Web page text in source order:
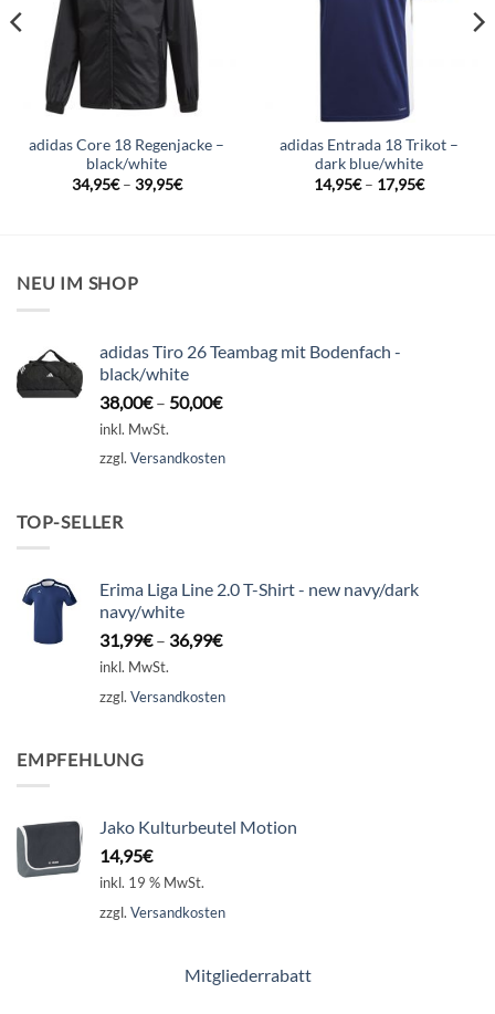
adidas Core 18 Regenjacke –
black/white
34,95€– 39,95€
adidas Entrada 18 Trikot –
dark blue/white
14,95€– 17,95€
NEU IM SHOP
adidas Tiro 26 Teambag mit Bodenfach -
black/white
38,00€– 50,00€
inkl. MwSt.
zzgl. Versandkosten
TOP-SELLER
Erima Liga Line 2.0 T-Shirt - new navy/dark
navy/white
31,99€– 36,99€
inkl. MwSt.
zzgl. Versandkosten
EMPFEHLUNG
Jako Kulturbeutel Motion
14,95€
inkl. 19 % MwSt.
zzgl. Versandkosten
Mitgliederrabatt